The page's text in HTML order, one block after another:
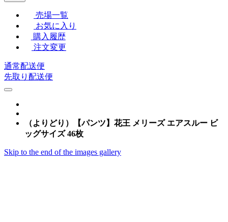
売場一覧
お気に入り
購入履歴
注文変更
通常配送便
先取り配送便
（よりどり）【パンツ】花王 メリーズ エアスルー ビ
ッグサイズ 46枚
Skip to the end of the images gallery